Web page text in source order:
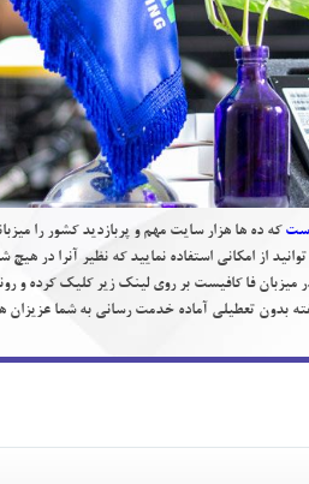
كه ده ها هزار سايت مهم و پربازديد كشور را
از امكاني استفاده نماييد كه نظير آنرا در
فا كافيست بر روي لينك زير كليك كرده و